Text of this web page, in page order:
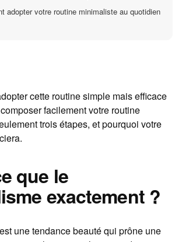
adopter votre routine minimaliste au quotidien
cette routine simple mais efficace
facilement votre routine
trois étapes, et pourquoi votre
que le
exactement ?
une tendance beauté qui prône une